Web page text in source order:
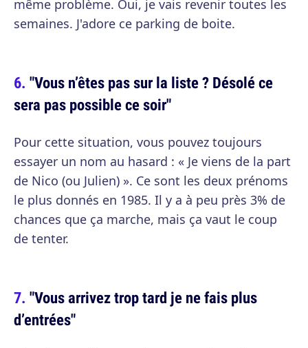
même problème. Oui, je vais revenir toutes les
semaines. J'adore ce parking de boite.
"Vous n’êtes pas sur la liste ? Désolé ce
sera pas possible ce soir"
Pour cette situation, vous pouvez toujours
essayer un nom au hasard : « Je viens de la part
de Nico (ou Julien) ». Ce sont les deux prénoms
le plus donnés en 1985. Il y a à peu près 3% de
chances que ça marche, mais ça vaut le coup
de tenter.
"Vous arrivez trop tard je ne fais plus
d’entrées"